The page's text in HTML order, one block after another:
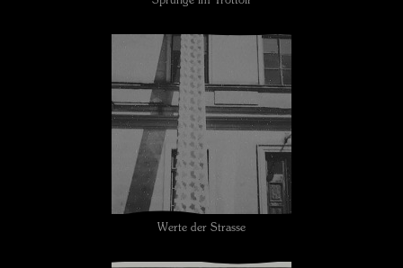
Werte der Strasse